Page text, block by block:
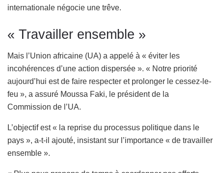
internationale négocie une trêve.
« Travailler ensemble »
Mais l’Union africaine (UA) a appelé à « éviter les
incohérences d’une action dispersée ». « Notre priorité
aujourd’hui est de faire respecter et prolonger le cessez-le-
feu », a assuré Moussa Faki, le président de la
Commission de l’UA.
L’objectif est « la reprise du processus politique dans le
pays », a-t-il ajouté, insistant sur l’importance « de travailler
ensemble ».